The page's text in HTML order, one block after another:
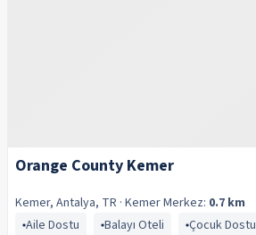
Orange County Kemer
Kemer, Antalya, TR · KemerMerkez: 0.7 km
Aile Dostu
Balayı Oteli Çocuk Dostu